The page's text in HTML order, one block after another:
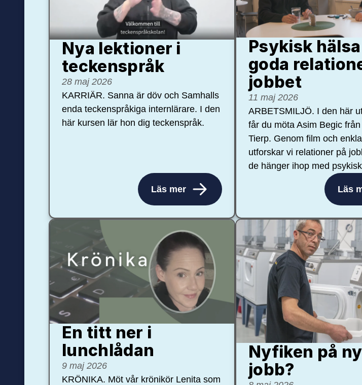
Nya lektioner i
teckenspråk
28 maj 2026
KARRIÄR. Sanna är döv och Samhalls
enda teckenspråkiga internlärare. I den
här kursen lär hon dig teckenspråk.
Läs mer
Psykisk hälsa
goda
jobbet
11 maj 2026
ARBETSMILJÖ. I den här
får du möta Asim Begic
Tierp. Genom film och
utforskar vi relationer på
de hänger ihop med
Läs
En titt ner i
lunchlådan
9 maj 2026
KRÖNIKA. Möt vår krönikör Lenita som
Nyfiken på
jobb?